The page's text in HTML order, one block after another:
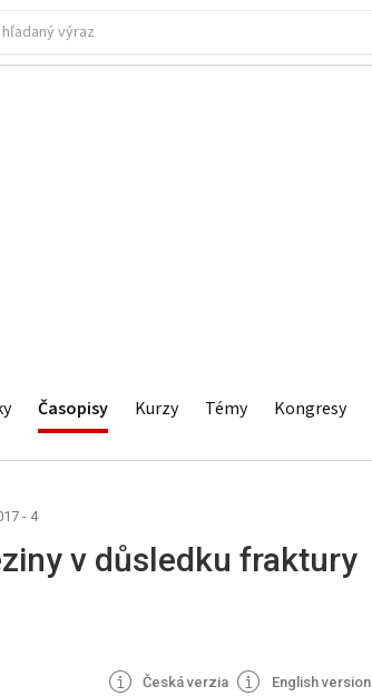
Časopisy Kurzy Témy Kongresy
- 4
v důsledku fraktury
Česká verzia English version